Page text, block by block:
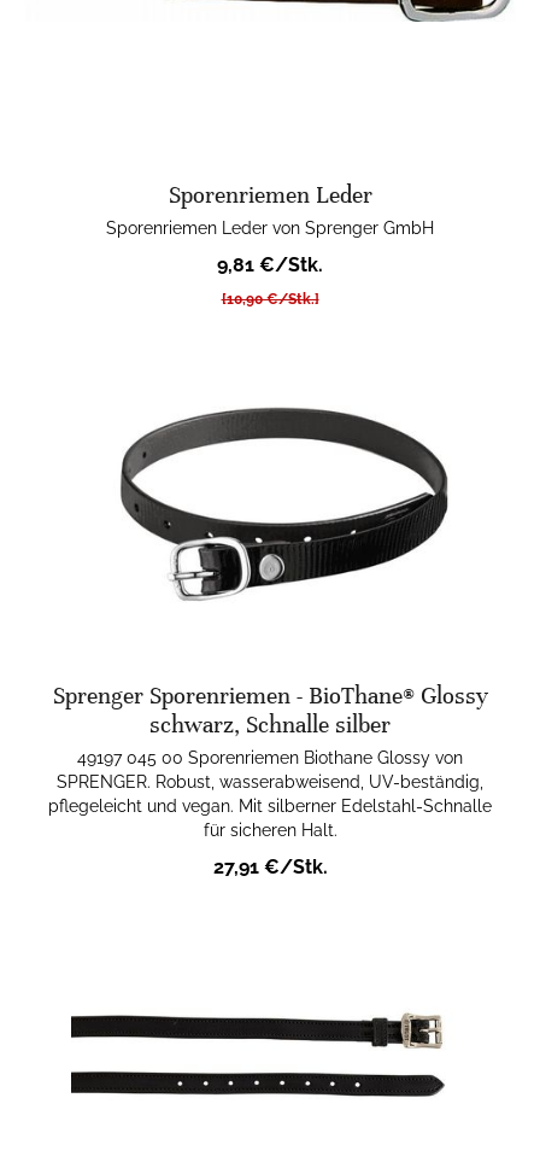
Sporenriemen Leder
Sporenriemen Leder von Sprenger GmbH
9,81 €/Stk.
[10,90 €/Stk.]
Sprenger Sporenriemen - BioThane® Glossy
schwarz, Schnalle silber
49197 045 00 Sporenriemen Biothane Glossy von
SPRENGER. Robust, wasserabweisend, UV-beständig,
pflegeleicht und vegan. Mit silberner Edelstahl-Schnalle
für sicheren Halt.
27,91 €/Stk.